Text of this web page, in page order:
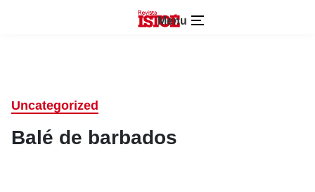
Menu
Uncategorized
Balé de barbados